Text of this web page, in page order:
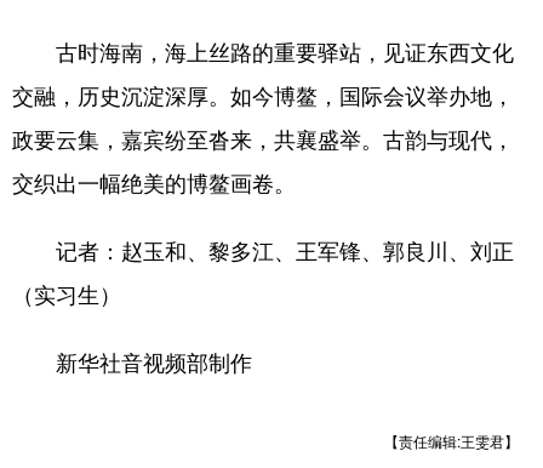
古时海南，海上丝路的重要驿站，见证东西文化
交融，历史沉淀深厚。如今博鳌，国际会议举办地，
政要云集，嘉宾纷至沓来，共襄盛举。古韵与现代，
交织出一幅绝美的博鳌画卷。
记者：赵玉和、黎多江、王军锋、郭良川、刘正
（实习生）
新华社音视频部制作
【责任编辑:王雯君】